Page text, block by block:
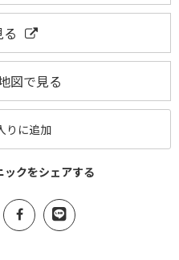
図で見る
りに追加
クをシェアする